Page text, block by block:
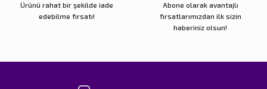
Ürünü rahat bir şekilde iade
edebilme fırsatı!
Abone olarak avantajlı
fırsatlarımızdan ilk sizin
haberiniz olsun!